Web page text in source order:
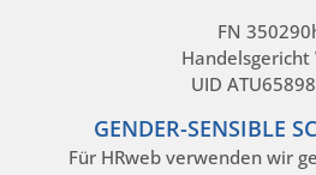
FN
Handelsgericht
UID
GENDER-SENSIBLE
Für HRweb verwenden wir